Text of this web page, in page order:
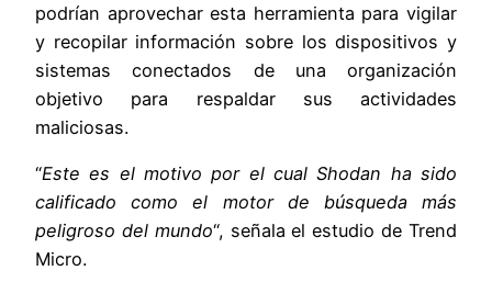
podrían aprovechar esta herramienta para vigilar
y recopilar información sobre los dispositivos y
sistemas conectados de una organización
objetivo para respaldar sus actividades
maliciosas.
“Este es el motivo por el cual Shodan ha sido
calificado como el motor de búsqueda más
peligroso del mundo“, señala el estudio de Trend
Micro.